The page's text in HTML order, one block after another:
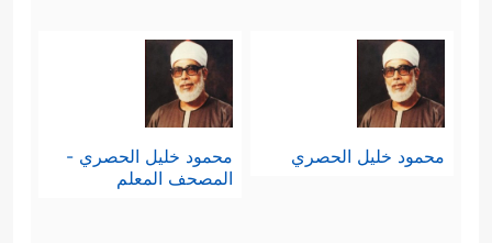
محمود خليل الحصري
محمود خليل الحصري -
المصحف المعلم